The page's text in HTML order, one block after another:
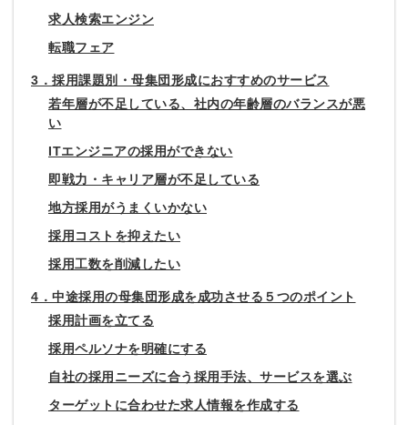
求人検索エンジン
転職フェア
3．採用課題別・母集団形成におすすめのサービス
若年層が不足している、社内の年齢層のバランスが悪
い
ITエンジニアの採用ができない
即戦力・キャリア層が不足している
地方採用がうまくいかない
採用コストを抑えたい
採用工数を削減したい
4．中途採用の母集団形成を成功させる５つのポイント
採用計画を立てる
採用ペルソナを明確にする
自社の採用ニーズに合う採用手法、サービスを選ぶ
ターゲットに合わせた求人情報を作成する